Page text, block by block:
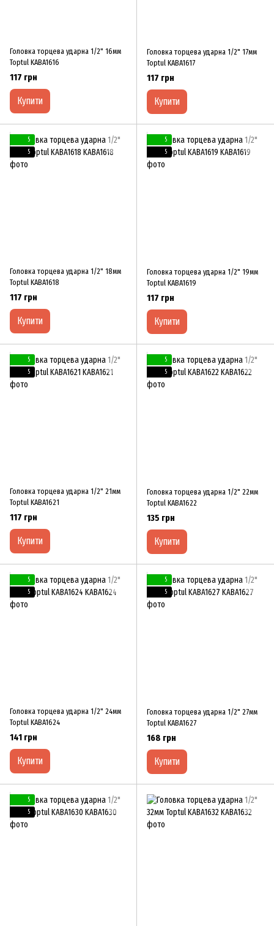
Головка торцева ударна 1/2" 16мм
Toptul KABA1616
117 грн
Купити
Головка торцева ударна 1/2" 17мм
Toptul KABA1617
117 грн
Купити
5
5
Головка торцева ударна 1/2" 18мм
Toptul KABA1618
117 грн
Купити
5
5
Головка торцева ударна 1/2" 19мм
Toptul KABA1619
117 грн
Купити
5
5
Головка торцева ударна 1/2" 21мм
Toptul KABA1621
117 грн
Купити
5
5
Головка торцева ударна 1/2" 22мм
Toptul KABA1622
135 грн
Купити
5
5
Головка торцева ударна 1/2" 24мм
Toptul KABA1624
141 грн
Купити
5
5
Головка торцева ударна 1/2" 27мм
Toptul KABA1627
168 грн
Купити
5
5